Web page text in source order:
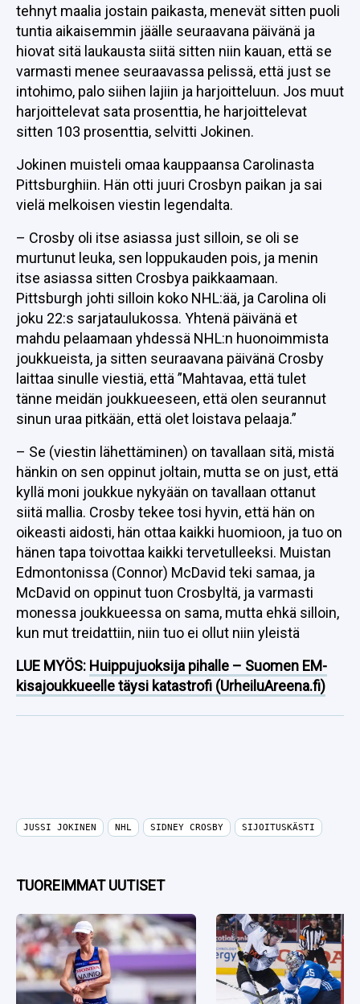
tehnyt maalia jostain paikasta, menevät sitten puoli
tuntia aikaisemmin jäälle seuraavana päivänä ja
hiovat sitä laukausta siitä sitten niin kauan, että se
varmasti menee seuraavassa pelissä, että just se
intohimo, palo siihen lajiin ja harjoitteluun. Jos muut
harjoittelevat sata prosenttia, he harjoittelevat
sitten 103 prosenttia, selvitti Jokinen.
Jokinen muisteli omaa kauppaansa Carolinasta
Pittsburghiin. Hän otti juuri Crosbyn paikan ja sai
vielä melkoisen viestin legendalta.
– Crosby oli itse asiassa just silloin, se oli se
murtunut leuka, sen loppukauden pois, ja menin
itse asiassa sitten Crosbya paikkaamaan.
Pittsburgh johti silloin koko NHL:ää, ja Carolina oli
joku 22:s sarjataulukossa. Yhtenä päivänä et
mahdu pelaamaan yhdessä NHL:n huonoimmista
joukkueista, ja sitten seuraavana päivänä Crosby
laittaa sinulle viestiä, että ”Mahtavaa, että tulet
tänne meidän joukkueeseen, että olen seurannut
sinun uraa pitkään, että olet loistava pelaaja.”
– Se (viestin lähettäminen) on tavallaan sitä, mistä
hänkin on sen oppinut joltain, mutta se on just, että
kyllä moni joukkue nykyään on tavallaan ottanut
siitä mallia. Crosby tekee tosi hyvin, että hän on
oikeasti aidosti, hän ottaa kaikki huomioon, ja tuo on
hänen tapa toivottaa kaikki tervetulleeksi. Muistan
Edmontonissa (Connor) McDavid teki samaa, ja
McDavid on oppinut tuon Crosbyltä, ja varmasti
monessa joukkueessa on sama, mutta ehkä silloin,
kun mut treidattiin, niin tuo ei ollut niin yleistä
LUE MYÖS: Huippujuoksija pihalle – Suomen EM-
kisajoukkueelle täysi katastrofi (UrheiluAreena.fi)
JUSSI JOKINEN NHL SIDNEY CROSBY SIJOITUSKÄSTI
TUOREIMMAT UUTISET